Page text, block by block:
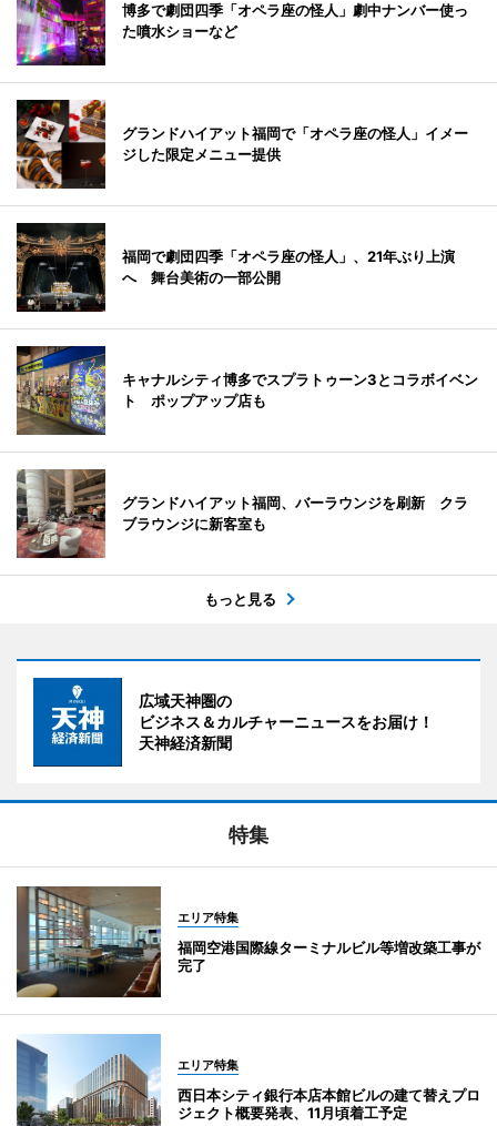
博多で劇団四季「オペラ座の怪人」劇中ナンバー使っ
た噴水ショーなど
グランドハイアット福岡で「オペラ座の怪人」イメー
ジした限定メニュー提供
福岡で劇団四季「オペラ座の怪人」、21年ぶり上演
へ 舞台美術の一部公開
キャナルシティ博多でスプラトゥーン3とコラボイベン
ト ポップアップ店も
グランドハイアット福岡、バーラウンジを刷新 クラ
ブラウンジに新客室も
もっと見る
広域天神圏の
ビジネス＆カルチャーニュースをお届け！
天神経済新聞
特集
エリア特集
福岡空港国際線ターミナルビル等増改築工事が
完了
エリア特集
西日本シティ銀行本店本館ビルの建て替えプロ
ジェクト概要発表、11月頃着工予定